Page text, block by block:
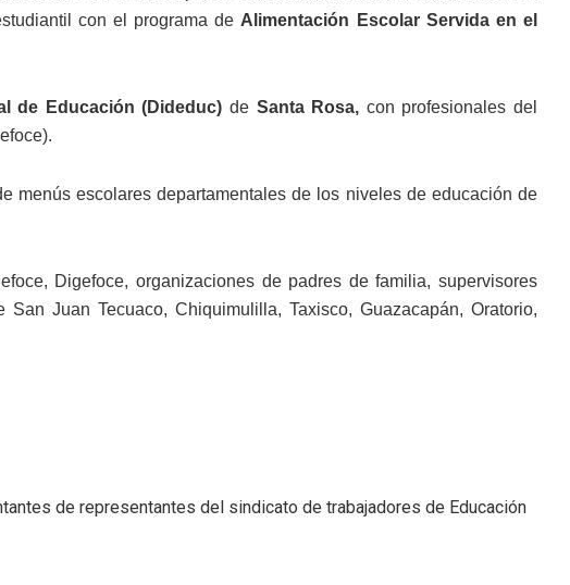
con el programa de Alimentación Escolar Servida en el
de Educación (Dideduc) de Santa Rosa, con profesionales del
menús escolares departamentales de los niveles de educación de
Digefoce, organizaciones de padres de familia, supervisores
Juan Tecuaco, Chiquimulilla, Taxisco, Guazacapán, Oratorio,
de representantes del sindicato de trabajadores de Educación